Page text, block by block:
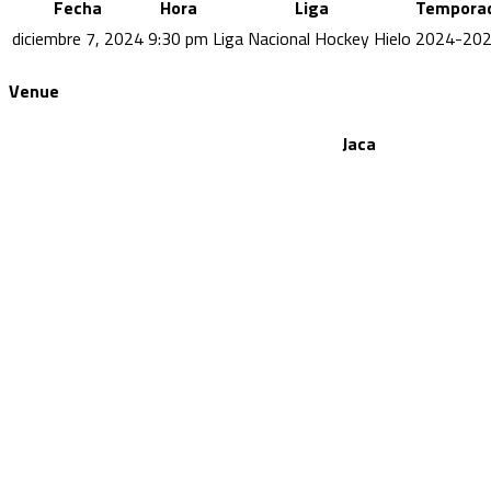
Fecha Hora Liga
diciembre 7, 20249:30 pm Liga Nacional Hockey Hielo 2024-
Venue
Jaca